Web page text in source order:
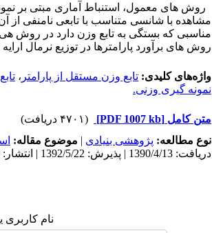
روش های معمول، استنباط آماری مبتی بر
مشاهده با شانسی متناسب با تابعی نامنفی از
مناسبی که بستگی به تابع وزن دارد در روش
روش های برآورد پارامترها در توزیع نرمال
واژه‌های کلیدی: تابع وزن مستقل از پارامتر ،
نمونه گیری وزنی.
متن کامل [PDF 1007 kb]
(۴۷۰۱ دریافت)
نوع مطالعه: پژوهشی بنیادی | موضوع مقاله:
دریافت: 1390/4/13 | پذیرش: 1392/5/22 | انتشار: 1398/11/29
نام کاربری